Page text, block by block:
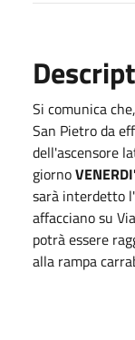
Si comunica
San Pietro da
dell'ascensore
giorno
sarà interdetto
affacciano su
potrà essere
alla rampa